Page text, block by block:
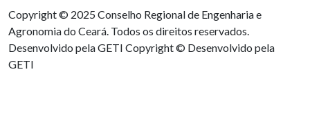
Copyright © 2025 Conselho Regional de Engenharia e
Agronomia do Ceará. Todos os direitos reservados.
Desenvolvido pela GETI Copyright © Desenvolvido pela
GETI